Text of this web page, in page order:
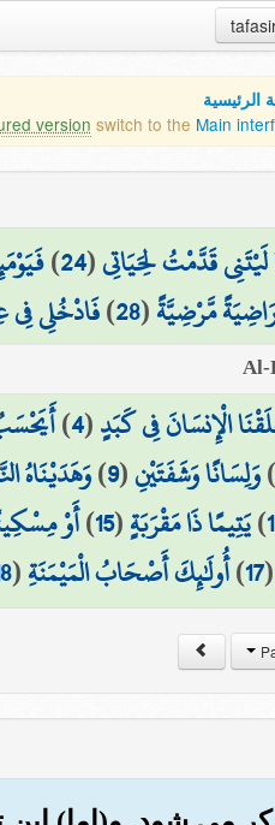
الرئيسية
version switch to the Main
قَدَّمْتُ لِحَيَاتِي(
24
)
مَّرْضِيَّةً(
28
)فَادْخُلِي
الْإِنسَانَ فِي كَبَدٍ(
4
)
وَلِسَانًا وَشَفَتَيْنِ(
9
)وَهَدَيْنَاهُ
)يَتِيمًا ذَا مَقْرَبَةٍ(
15
)أَوْ
(
17
)أُولَٰئِكَ أَصْحَابُ الْمَيْمَنَةِ(